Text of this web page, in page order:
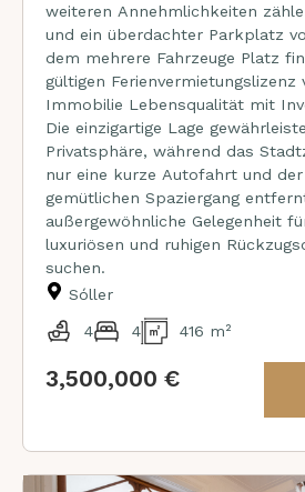
weiteren Annehmlichkeiten
und ein überdachter Parkplatz
dem mehrere Fahrzeuge Platz finden.
gültigen Ferienvermietungslizenz
Immobilie Lebensqualität mit
Die einzigartige Lage
Privatsphäre, während das
nur eine kurze Autofahrt und
gemütlichen Spaziergang
außergewöhnliche Gelegenheit
luxuriösen und ruhigen
suchen.
Sóller
4 4 416 m²
3,500,000 €